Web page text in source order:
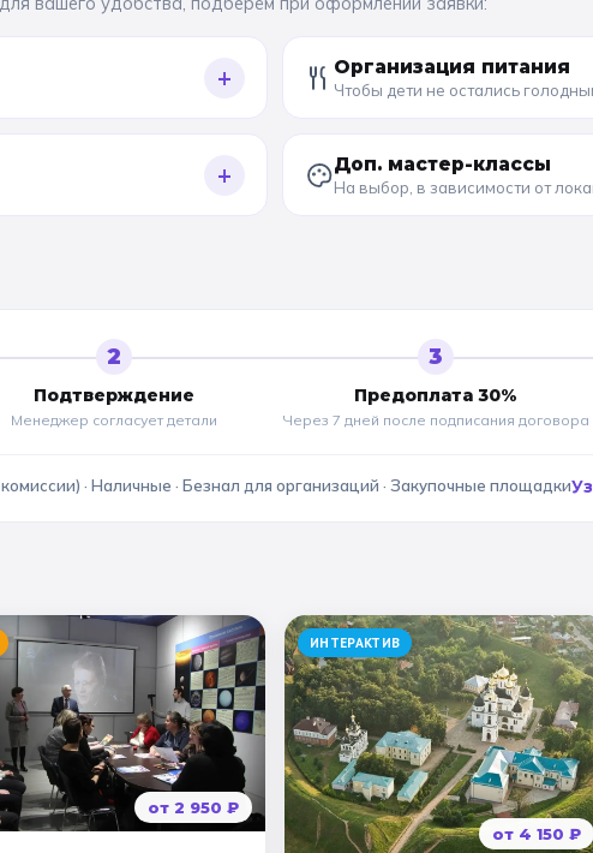
+ Организация питания
Чтобы дети не остались
+ Доп. мастер-классы
На выбор, в зависимости от
2
Подтверждение
Менеджер согласует детали
3
Предоплата 30%
Через 7 дней после подписания договора
· Наличные · Безнал для организаций · Закупочные площадки
от 2 950 ₽
ИНТЕРАКТИВ
от 4 150 ₽